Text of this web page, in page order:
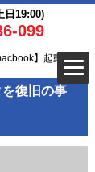
日19:00)
099
】起動しな
復旧の事